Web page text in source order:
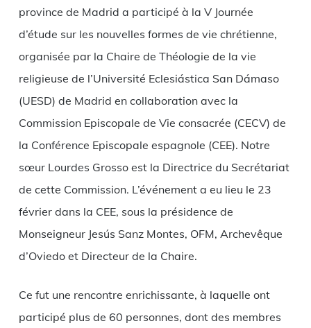
province de Madrid a participé à la V Journée
d’étude sur les nouvelles formes de vie chrétienne,
organisée par la Chaire de Théologie de la vie
religieuse de l’Université Eclesiástica San Dámaso
(UESD) de Madrid en collaboration avec la
Commission Episcopale de Vie consacrée (CECV) de
la Conférence Episcopale espagnole (CEE). Notre
sœur Lourdes Grosso est la Directrice du Secrétariat
de cette Commission. L’événement a eu lieu le 23
février dans la CEE, sous la présidence de
Monseigneur Jesús Sanz Montes, OFM, Archevêque
d’Oviedo et Directeur de la Chaire.
Ce fut une rencontre enrichissante, à laquelle ont
participé plus de 60 personnes, dont des membres